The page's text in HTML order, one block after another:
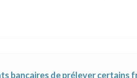
bancaires de prélever certains